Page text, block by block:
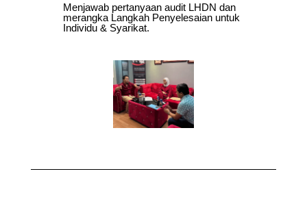
Menjawab pertanyaan audit LHDN dan
merangka Langkah Penyelesaian untuk
Individu & Syarikat.